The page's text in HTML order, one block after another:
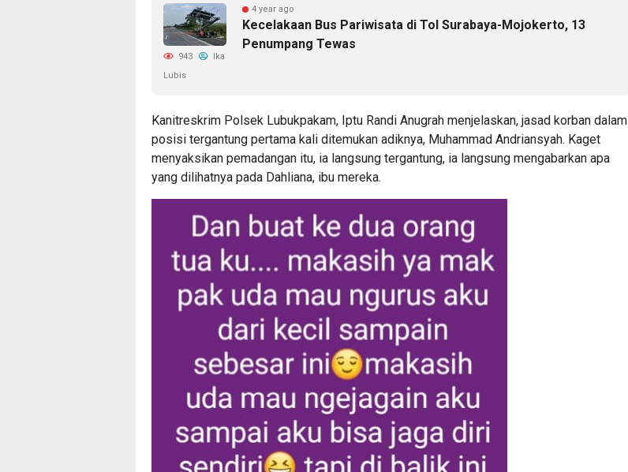
4 year ago
Kecelakaan Bus Pariwisata di Tol Surabaya-Mojokerto, 13
Penumpang Tewas
943
Ika
Lubis
Kanitreskrim Polsek Lubukpakam, Iptu Randi Anugrah menjelaskan, jasad korban dalam
posisi tergantung pertama kali ditemukan adiknya, Muhammad Andriansyah. Kaget
menyaksikan pemadangan itu, ia langsung tergantung, ia langsung mengabarkan apa
yang dilihatnya pada Dahliana, ibu mereka.